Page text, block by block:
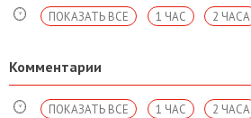
2 ЧАСА
1 ЧАС
ПОКАЗАТЬ ВСЕ
Комментарии
2 ЧАСА
1 ЧАС
ПОКАЗАТЬ ВСЕ